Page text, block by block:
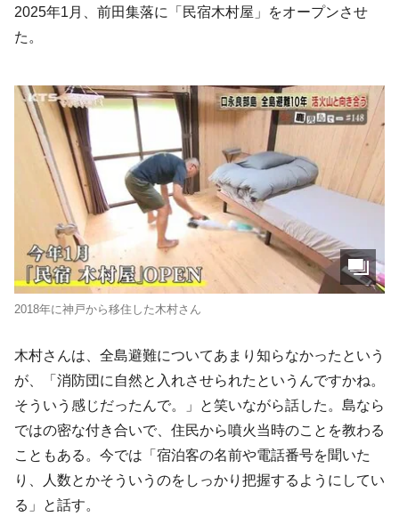
2025年1月、前田集落に「民宿木村屋」をオープンさせ
た。
2018年に神戸から移住した木村さん
木村さんは、全島避難についてあまり知らなかったという
が、「消防団に自然と入れさせられたというんですかね。
そういう感じだったんで。」と笑いながら話した。島なら
ではの密な付き合いで、住民から噴火当時のことを教わる
こともある。今では「宿泊客の名前や電話番号を聞いた
り、人数とかそういうのをしっかり把握するようにしてい
る」と話す。